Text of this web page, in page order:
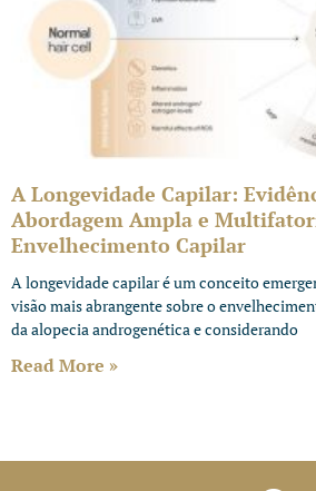
A Longevidade Capilar:
Abordagem Ampla e
Envelhecimento Capilar
A longevidade capilar é um conceito
visão mais abrangente sobre o
da alopecia androgenética e considerando
Read More »